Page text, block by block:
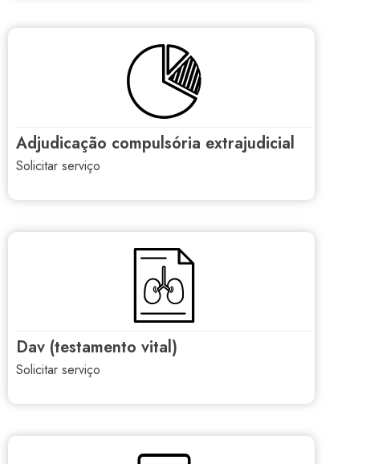
adjudicação compulsória extrajudicial
solicitar serviço
dav (testamento vital)
solicitar serviço